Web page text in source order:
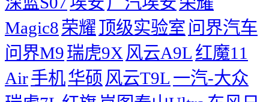
Magic8荣耀顶级实验室 问界汽车
问界M9瑞虎9X 风云A9L 红魔11
Air手机华硕 风云T9L 一汽-大众